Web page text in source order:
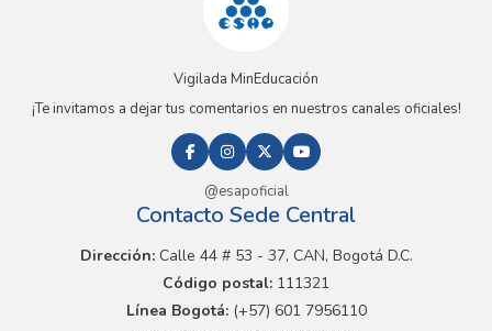
Vigilada MinEducación
¡Te invitamos a dejar tus comentarios en nuestros canales oficiales!
@esapoficial
Contacto Sede Central
Dirección:Calle 44 # 53 - 37, CAN, Bogotá D.C.
Código postal: 111321
Línea Bogotá:(+57) 601 7956110